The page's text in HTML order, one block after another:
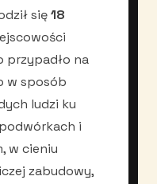
się18
przypadło na
w sposób
ludzi ku
i
w cieniu
zabudowy,